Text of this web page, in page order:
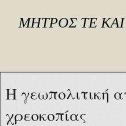
ΜΗΤΡΟΣ ΤΕ
Η γεωπολιτική
χρεοκοπίας